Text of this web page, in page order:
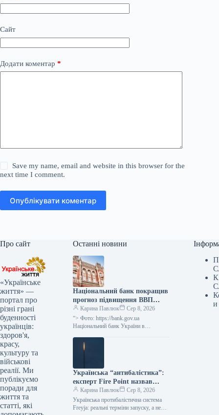
Сайт
Додати коментар *
Save my name, email and website in this browser for the
next time I comment.
Опублікувати коментар
Про сайт
«Українське
життя» —
портал про
різні грані
буденності
українців:
здоров'я,
красу,
культуру та
військові
реалії. Ми
публікуємо
поради для
життя та
статті, які
Останні новини
Національний банк покращив
прогноз підвищення ВВП
України у ІІІ кварталі 2026
року до 2,1%, а у IV кварталі
2026 року – до 4,2%.
Карина Павлюк
Сер 8, 2026
“> Фото: https://bank.gov.ua
Національний банк України в
“Інфляційному звіті” на своєму сайті
оприлюднив прогноз, згідно з яким
Українська “антибалістика”:
експерт Fire Point назвав
реалістичні терміни появи
Карина Павлюк
Сер 8, 2026
Українська протибалістична система
Freyja: реальні терміни запуску, а не
и